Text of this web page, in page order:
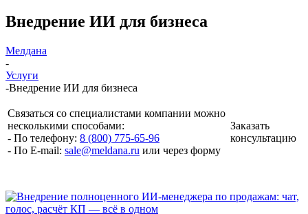
Внедрение ИИ для бизнеса
Мелдана
-
Услуги
-Внедрение ИИ для бизнеса
Связаться со специалистами компании можно
несколькими способами:
- По телефону: 8 (800) 775-65-96
- По E-mail: sale@meldana.ru или через форму
Заказать
консультацию